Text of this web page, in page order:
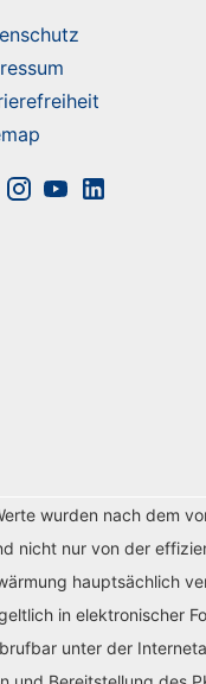
wurden nach dem
nicht nur von der
hauptsächlich
in elektronischer
unter der